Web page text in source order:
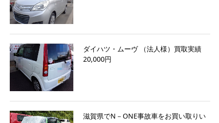
ダイハツ・ムーヴ （法人様）買取実績
20,000円
滋賀県でN－ONE事故車をお買い取りい